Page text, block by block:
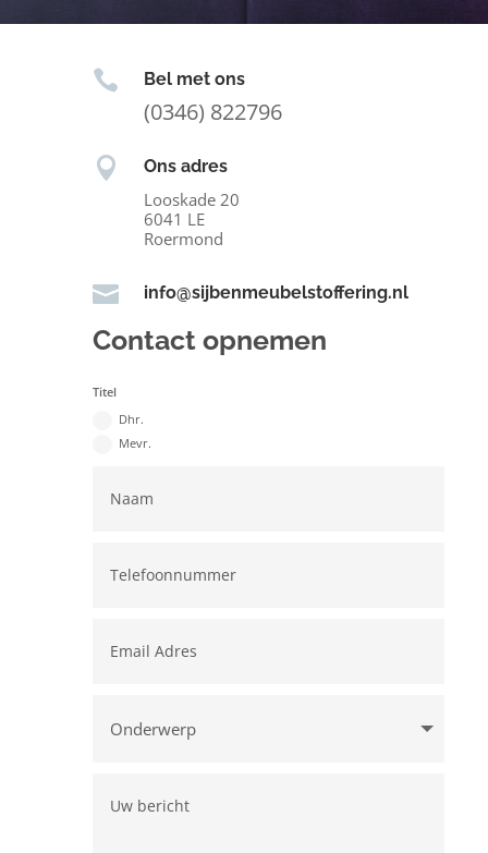
 Bel met ons
(0346) 822796
 Ons adres
Looskade 20
6041 LE
Roermond
 info@sijbenmeubelstoffering.nl
Contact opnemen
Titel
Dhr.
Mevr.